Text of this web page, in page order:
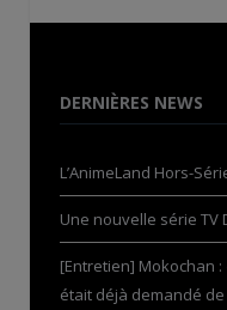
DERNIÈRES NEWS
L’AnimeLand Hors-
Une nouvelle série TV
[Entretien] Mokochan
était déjà demandé